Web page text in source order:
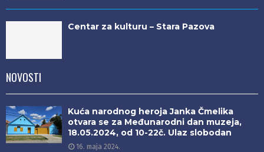
Centar za kulturu – Stara Pazova
NOVOSTI
Kuća narodnog heroja Janka Čmelika
otvara se za Međunarodni dan muzeja,
18.05.2024, od 10-22č. Ulaz slobodan
16. maja 2024.